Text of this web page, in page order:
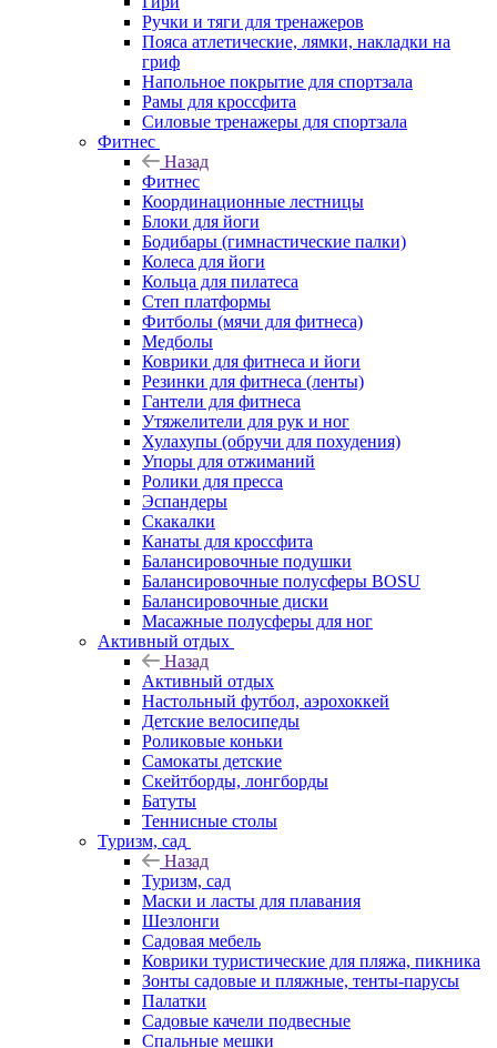
Ручки и тяги для тренажеров
Пояса атлетические, лямки, накладки на
гриф
Напольное покрытие для спортзала
Рамы для кроссфита
Силовые тренажеры для спортзала
Фитнес
Назад
Фитнес
Координационные лестницы
Блоки для йоги
Бодибары (гимнастические палки)
Колеса для йоги
Кольца для пилатеса
Степ платформы
Фитболы (мячи для фитнеса)
Медболы
Коврики для фитнеса и йоги
Резинки для фитнеса (ленты)
Гантели для фитнеса
Утяжелители для рук и ног
Хулахупы (обручи для похудения)
Упоры для отжиманий
Ролики для пресса
Эспандеры
Скакалки
Канаты для кроссфита
Балансировочные подушки
Балансировочные полусферы BOSU
Балансировочные диски
Масажные полусферы для ног
Активный отдых
Назад
Активный отдых
Настольный футбол, аэрохоккей
Детские велосипеды
Роликовые коньки
Самокаты детские
Скейтборды, лонгборды
Батуты
Теннисные столы
Туризм, сад
Назад
Туризм, сад
Маски и ласты для плавания
Шезлонги
Садовая мебель
Коврики туристические для пляжа, пикника
Зонты садовые и пляжные, тенты-парусы
Палатки
Садовые качели подвесные
Спальные мешки